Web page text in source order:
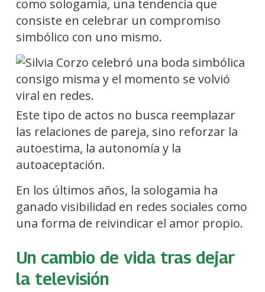
como sologamia, una tendencia que
consiste en celebrar un compromiso
simbólico con uno mismo.
Este tipo de actos no busca reemplazar
las relaciones de pareja, sino reforzar la
autoestima, la autonomía y la
autoaceptación.
En los últimos años, la sologamia ha
ganado visibilidad en redes sociales como
una forma de reivindicar el amor propio.
Un cambio de vida tras dejar
la televisión